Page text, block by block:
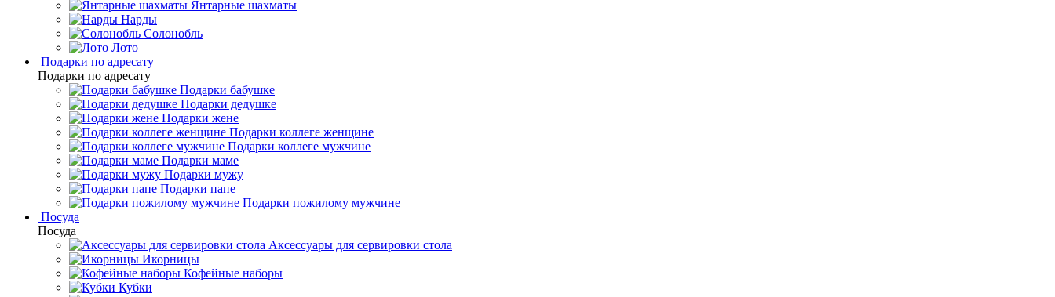
Янтарные шахматы
Нарды
Солонобль
Лото
Подарки по адресату
Подарки по адресату
Подарки бабушке
Подарки дедушке
Подарки жене
Подарки коллеге женщине
Подарки коллеге мужчине
Подарки маме
Подарки мужу
Подарки папе
Подарки пожилому мужчине
Посуда
Посуда
Аксессуары для сервировки стола
Икорницы
Кофейные наборы
Кубки